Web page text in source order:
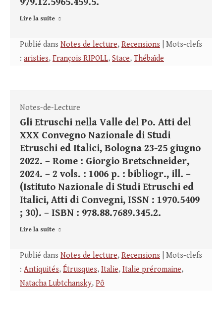
979.12.5965.459.5.
Lire la suite
Publié dans Notes de lecture, Recensions | Mots-clefs
: aristies, François RIPOLL, Stace, Thébaïde
Notes-de-Lecture
Gli Etruschi nella Valle del Po. Atti del
XXX Convegno Nazionale di Studi
Etruschi ed Italici, Bologna 23-25 giugno
2022. – Rome : Giorgio Bretschneider,
2024. – 2 vols. : 1006 p. : bibliogr., ill. –
(Istituto Nazionale di Studi Etruschi ed
Italici, Atti di Convegni, ISSN : 1970.5409
; 30). – ISBN : 978.88.7689.345.2.
Lire la suite
Publié dans Notes de lecture, Recensions | Mots-clefs
: Antiquités, Étrusques, Italie, Italie préromaine,
Natacha Lubtchansky, Pô